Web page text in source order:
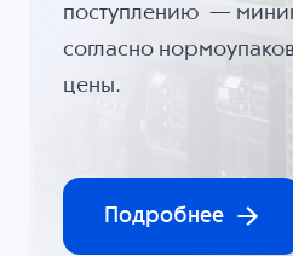
поступлению —
согласно
цены.
Подробнее